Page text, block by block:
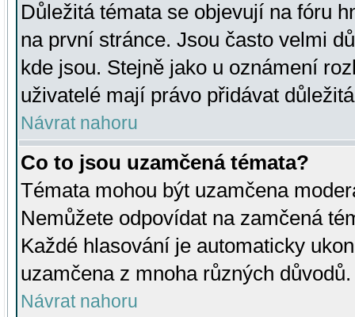
Důležitá témata se objevují na fóru
na první stránce. Jsou často velmi
kde jsou. Stejně jako u oznámení
uživatelé mají právo přidávat
Návrat nahoru
Co to jsou uzamčená témata?
Témata mohou být uzamčena
Nemůžete odpovídat na zamčená
Každé hlasování je automaticky
uzamčena z mnoha různých důvodů.
Návrat nahoru